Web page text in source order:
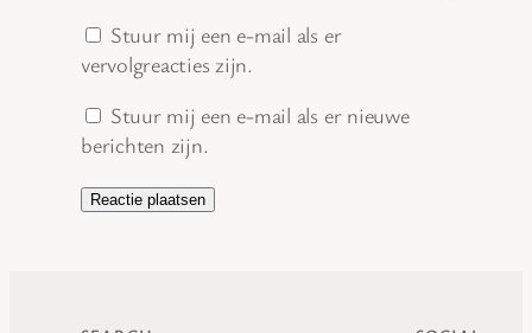
Stuur mij een e-mail als er
vervolgreacties zijn.
Stuur mij een e-mail als er nieuwe
berichten zijn.